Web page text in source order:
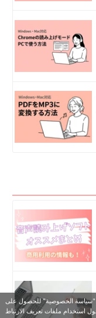
"سياسة الخصوصية"للحصول على